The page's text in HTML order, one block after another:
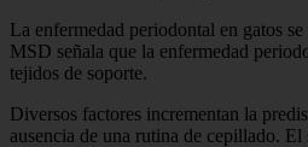
La enfermedad periodontal en gatos
MSD señala que la enfermedad
tejidos de soporte.
Diversos factores incrementan la
ausencia de una rutina de cepillado.